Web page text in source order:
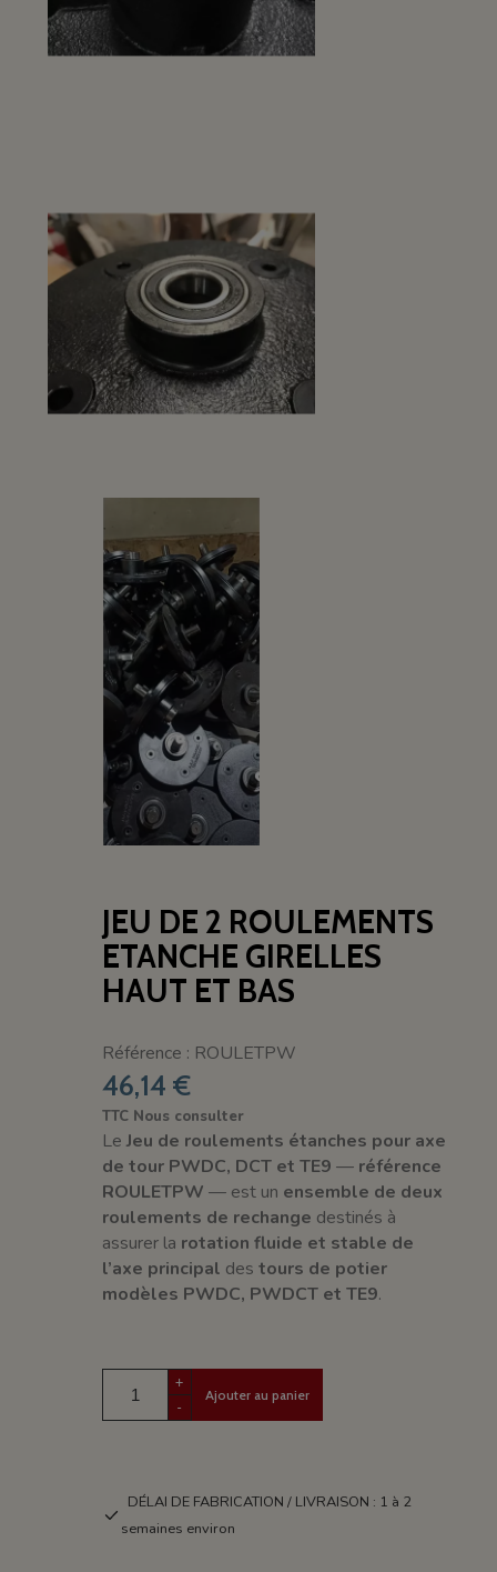
JEU DE 2 ROULEMENTS
ETANCHE GIRELLES
HAUT ET BAS
Référence : ROULETPW
46,14 €
TTC Nous consulter
LeJeu de roulements étanches pour axe
de tour PWDC, DCT et TE9 — référence
ROULETPW — est un ensemble de deux
roulements de rechange destinés à
assurer la rotation fluide et stable de
l’axe principal destours de potier
modèles PWDC, PWDCT et TE9.
+
-
Ajouter au panier
DÉLAI DE FABRICATION / LIVRAISON : 1 à 2
semaines environ